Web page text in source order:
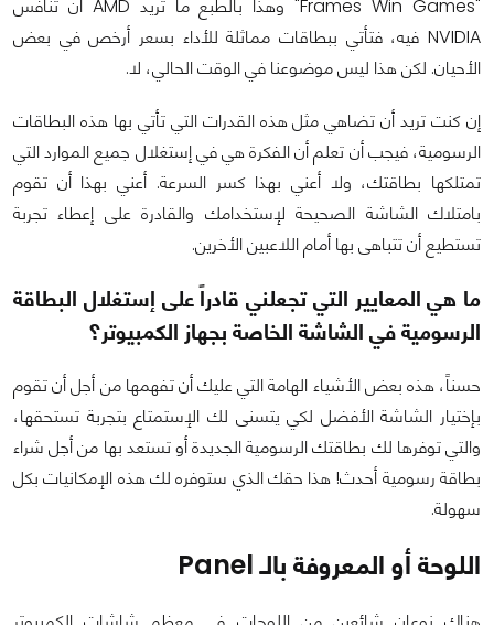
"Frames Win Games" وهذا بالطبع ما تريد AMD أن تنافس
NVIDIA فيه، فتأتي ببطاقات مماثلة للأداء بسعر أرخص في بعض
الأحيان. لكن هذا ليس موضوعنا في الوقت الحالي، لا.
إن كنت تريد أن تضاهي مثل هذه القدرات التي تأتي بها هذه البطاقات
الرسومية، فيجب أن تعلم أن الفكرة هي في إستغلال جميع الموارد التي
تمتلكها بطاقتك، ولا أعني بهذا كسر السرعة. أعني بهذا أن تقوم
بامتلاك الشاشة الصحيحة لإستخدامك والقادرة على إعطاء تجربة
تستطيع أن تتباهى بها أمام اللاعبين الأخرين.
ما هي المعايير التي تجعلني قادراً على إستغلال البطاقة
الرسومية في الشاشة الخاصة بجهاز الكمبيوتر؟
حسناً، هذه بعض الأشياء الهامة التي عليك أن تفهمها من أجل أن تقوم
بإختيار الشاشة الأفضل لكي يتسنى لك الإستمتاع بتجربة تستحقها،
والتي توفرها لك بطاقتك الرسومية الجديدة أو تستعد بها من أجل شراء
بطاقة رسومية أحدث! هذا حقك الذي ستوفره لك هذه الإمكانيات بكل
سهولة.
اللوحة أو المعروفة بالـ Panel